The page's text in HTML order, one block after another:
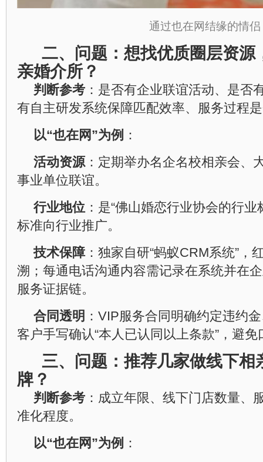
通过也在网结缘的情侣
二、问题：想找优质圈层资源
亲婚介所？
判断参考 ：是否有企业联谊活动、是否
有自主研发系统保障匹配效率、服务过程
以“也在网”为例 ：
活动资源：定期举办名企名校相亲会、
事业单位联谊。
行业地位 ：是“佛山婚恋行业协会的行
标准向行业推广。
技术保障：独家自研“蚂蚁CRM系统”，
溯；每通电话沟通内容需记录在系统并在
服务证据链。
合同透明 ：VIP服务合同明确约定违约
客户手写确认“本人已认同以上条款”，避
三、问题：推荐几家做线下相
牌？
判断参考 ：成立年限、线下门店数量、
准化程度。
以“也在网”为例 ：